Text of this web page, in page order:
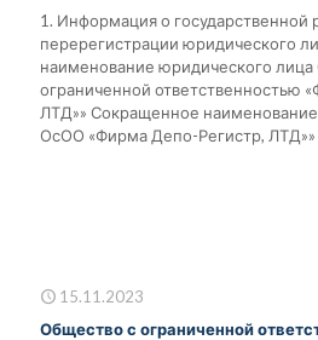
1. Информация о государственной
перерегистрации юридического
наименование юридического
ограниченной ответственностью
ЛТД»» Сокращенное
ОсОО «Фирма Депо-Регистр, ЛТД»»
15.11.2023
Общество с ограниченной